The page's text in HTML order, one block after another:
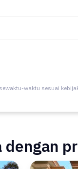
waktu sesuai
dengan